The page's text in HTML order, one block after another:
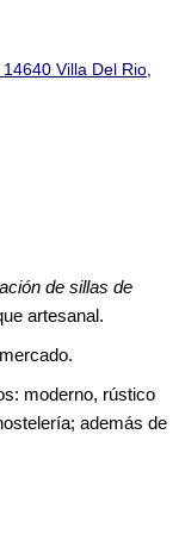
Villa Del Rio,
de sillas de
artesanal.
moderno, rústico
además de